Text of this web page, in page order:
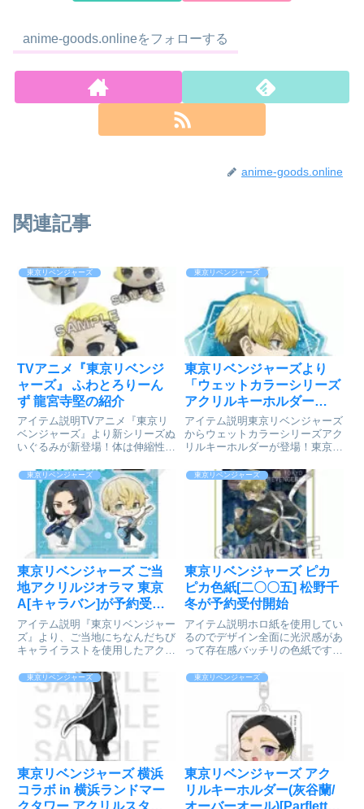
anime-goods.onlineをフォローする
anime-goods.online
関連記事
東京リベンジャーズ
TVアニメ『東京リベンジ
ャーズ』 ふわとろりーん
ず 龍宮寺堅の紹介
アイテム説明TVアニメ『東京リ
ベンジャーズ』より新シリーズぬ
いぐるみが新登場！体は伸縮性の
うな肌ざわり♡綿を多く入れる代
わりにお腹と腕にビーズを入れて
くったりさせているのでひっかけ
たり、重ねたり、お座りさせた
東京リベンジャーズ
東京リベンジャーズより
「ウェットカラーシリーズ
アクリルキーホルダー
Vol.3 松野 千冬」が好評発
売中
アイテム説明東京リベンジャーズ
からウェットカラーシリーズアク
リルキーホルダーが登場！東京リ
リーズ アクリルキーホルダー
Vol.3 松野 千冬Ⓒ和久井健・講談
社／アニメ「東京リベンジャー
ズ」製作委員会collei...
東京リベンジャーズ
東京リベンジャーズ ご当
地アクリルジオラマ 東京
A[キャラバン]が予約受付
開始
アイテム説明『東京リベンジャー
ズ』より、ご当地にちなんだちび
キャライラストを使用したアクリ
ャーズ_ご当地アクリルジオラマ/
東京AⒸ和久井健・講談社／アニ
メ「東京リベンジャーズ」製作委
員会colleizeで探す
東京リベンジャーズ
東京リベンジャーズ ピカ
ピカ色紙[二〇〇五] 松野千
冬が予約受付開始
アイテム説明ホロ紙を使用してい
るのでデザイン全面に光沢感があ
って存在感バッチリの色紙です！
紙【二〇〇五】 松野千冬Ⓒ和久
井健・講談社／アニメ「東京リベ
ンジャーズ」製作委員会colleize
東京リベンジャーズ
東京リベンジャーズ 横浜
コラボ in 横浜ランドマー
東京リベンジャーズ
東京リベンジャーズ アク
リルキーホルダー(灰谷蘭/